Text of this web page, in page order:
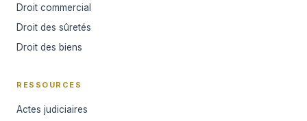
Droit commercial
Droit des sûretés
Droit des biens
RESSOURCES
Actes judiciaires